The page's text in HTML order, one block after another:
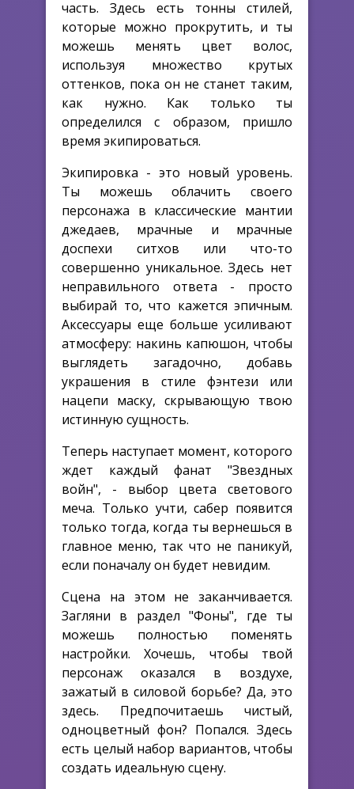
часть. Здесь есть тонны стилей,
которые можно прокрутить, и ты
можешь менять цвет волос,
используя множество крутых
оттенков, пока он не станет таким,
как нужно. Как только ты
определился с образом, пришло
время экипироваться.
Экипировка - это новый уровень.
Ты можешь облачить своего
персонажа в классические мантии
джедаев, мрачные и мрачные
доспехи ситхов или что-то
совершенно уникальное. Здесь нет
неправильного ответа - просто
выбирай то, что кажется эпичным.
Аксессуары еще больше усиливают
атмосферу: накинь капюшон, чтобы
выглядеть загадочно, добавь
украшения в стиле фэнтези или
нацепи маску, скрывающую твою
истинную сущность.
Теперь наступает момент, которого
ждет каждый фанат "Звездных
войн", - выбор цвета светового
меча. Только учти, сабер появится
только тогда, когда ты вернешься в
главное меню, так что не паникуй,
если поначалу он будет невидим.
Сцена на этом не заканчивается.
Загляни в раздел "Фоны", где ты
можешь полностью поменять
настройки. Хочешь, чтобы твой
персонаж оказался в воздухе,
зажатый в силовой борьбе? Да, это
здесь. Предпочитаешь чистый,
одноцветный фон? Попался. Здесь
есть целый набор вариантов, чтобы
создать идеальную сцену.